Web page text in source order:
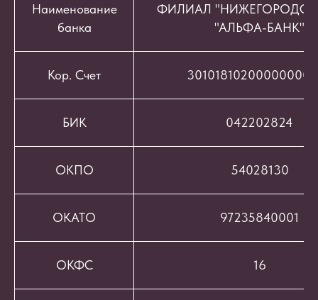
Наименование
банка
ФИЛИАЛ
"АЛЬФА-БАНК"
Кор. Счет
БИК 042202824
ОКПО 54028130
ОКАТО 97235840001
ОКФС 16